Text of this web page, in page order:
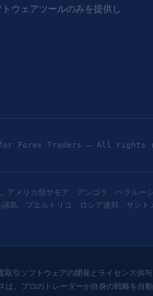
ウェアツールのみを提供し
for Forex Traders — All
メリカ領サモア、アンゴラ、ベラル
島、プエルトリコ、ロシア連邦、サン
引ソフトウェアの開発とライセンス
、プロのトレーダーが自身の戦略を